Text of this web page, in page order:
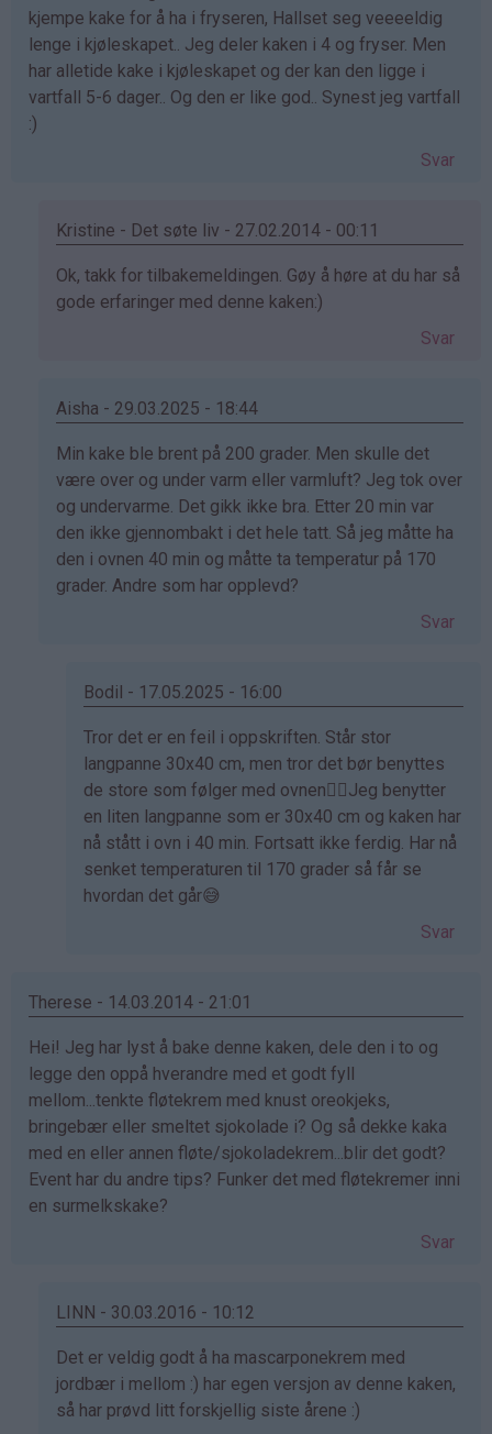
kjempe kake for å ha i fryseren, Hallset seg veeeeldig
lenge i kjøleskapet.. Jeg deler kaken i 4 og fryser. Men
har alletide kake i kjøleskapet og der kan den ligge i
vartfall 5-6 dager.. Og den er like god.. Synest jeg vartfall
:)
Svar
Kristine - Det søte liv - 27.02.2014 - 00:11
Som
svar
(ikke
Ok, takk for tilbakemeldingen. Gøy å høre at du har så
gode erfaringer med denne kaken:)
Svar
Aisha - 29.03.2025 - 18:44
Som
svar
på
av
Crystal
(ikke
Min kake ble brent på 200 grader. Men skulle det
være over og under varm eller varmluft? Jeg tok over
og undervarme. Det gikk ikke bra. Etter 20 min var
den ikke gjennombakt i det hele tatt. Så jeg måtte ha
den i ovnen 40 min og måtte ta temperatur på 170
grader. Andre som har opplevd?
Svar
Bodil - 17.05.2025 - 16:00
Som
svar
på
av
Aisha
(ikke
bekreftet)
Tror det er en feil i oppskriften. Står stor
langpanne 30x40 cm, men tror det bør benyttes
de store som følger med ovnen🤷‍♀️Jeg benytter
en liten langpanne som er 30x40 cm og kaken har
nå stått i ovn i 40 min. Fortsatt ikke ferdig. Har nå
senket temperaturen til 170 grader så får se
hvordan det går😅
Svar
Therese - 14.03.2014 - 21:01
Hei! Jeg har lyst å bake denne kaken, dele den i to og
legge den oppå hverandre med et godt fyll
mellom...tenkte fløtekrem med knust oreokjeks,
bringebær eller smeltet sjokolade i? Og så dekke kaka
med en eller annen fløte/sjokoladekrem...blir det godt?
Event har du andre tips? Funker det med fløtekremer inni
en surmelkskake?
Svar
LINN - 30.03.2016 - 10:12
Som
svar
på
Det er veldig godt å ha mascarponekrem med
jordbær i mellom :) har egen versjon av denne kaken,
så har prøvd litt forskjellig siste årene :)